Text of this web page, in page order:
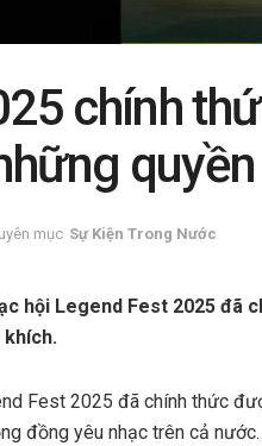
chính
mục Sự Kiện Trong Nước
hội Legend Fest 2025 đã
khích.
Fest 2025 đã chính thức
đồng yêu nhạc trên cả nước.